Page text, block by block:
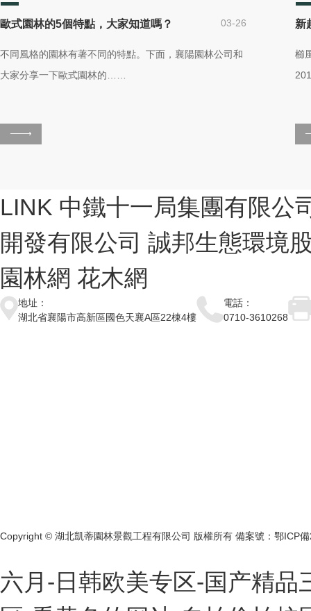
03-26
歐式園林的5個特點，大家知道嗎？
不同風格的園林有著不同的特點。下面，襄陽園林公司和
大家分享一下歐式園林的……
櫛
LINK 中鐵十一局集團有限公
開發有限公司 誠邦生態環境
園林網 花木網
地址：
湖北省襄陽市高新區國色天襄A區22棟4樓
電話：
0710-3610268
Copyright © 湖北凱蒂園林景觀工程有限公司 版權所有 備案號： 鄂ICP
六月-日韩欧美专区-国产精品